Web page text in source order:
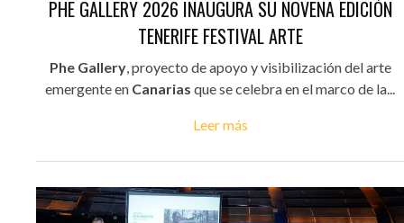
PHE GALLERY 2026 INAUGURA SU NOVENA EDICIÓN
TENERIFE FESTIVAL ARTE
Phe Gallery, proyecto de apoyo y visibilización del arte
emergente en Canarias que se celebra en el marco de la...
Leer más